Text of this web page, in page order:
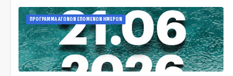
ΠΡΟΓΡΑΜΜΑ ΑΓΩΝΩΝ ΕΠΟΜΕΝΩΝ ΗΜΕΡΩΝ